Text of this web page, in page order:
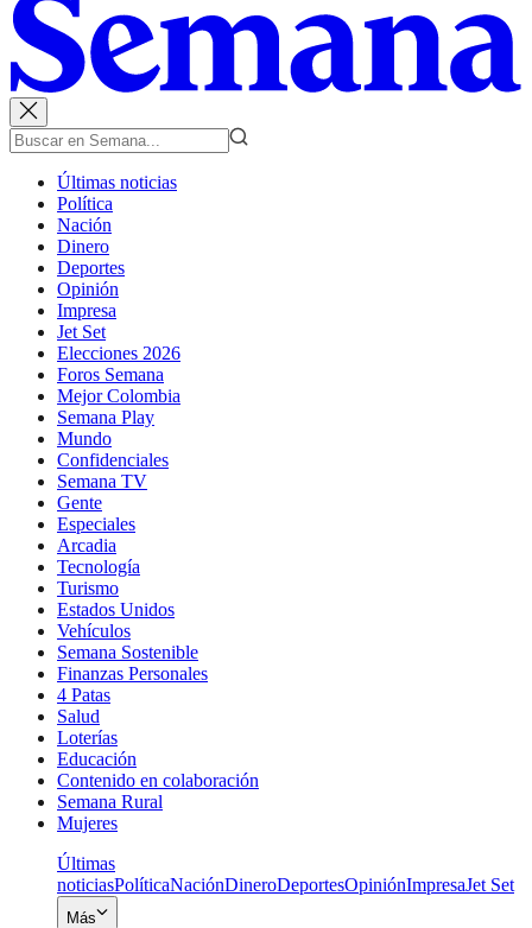
Últimas noticias
Política
Nación
Dinero
Deportes
Opinión
Impresa
Jet Set
Elecciones 2026
Foros Semana
Mejor Colombia
Semana Play
Mundo
Confidenciales
Semana TV
Gente
Especiales
Arcadia
Tecnología
Turismo
Estados Unidos
Vehículos
Semana Sostenible
Finanzas Personales
4 Patas
Salud
Loterías
Educación
Contenido en colaboración
Semana Rural
Mujeres
Últimas
noticiasPolíticaNaciónDineroDeportesOpiniónImpresaJet Set
Más